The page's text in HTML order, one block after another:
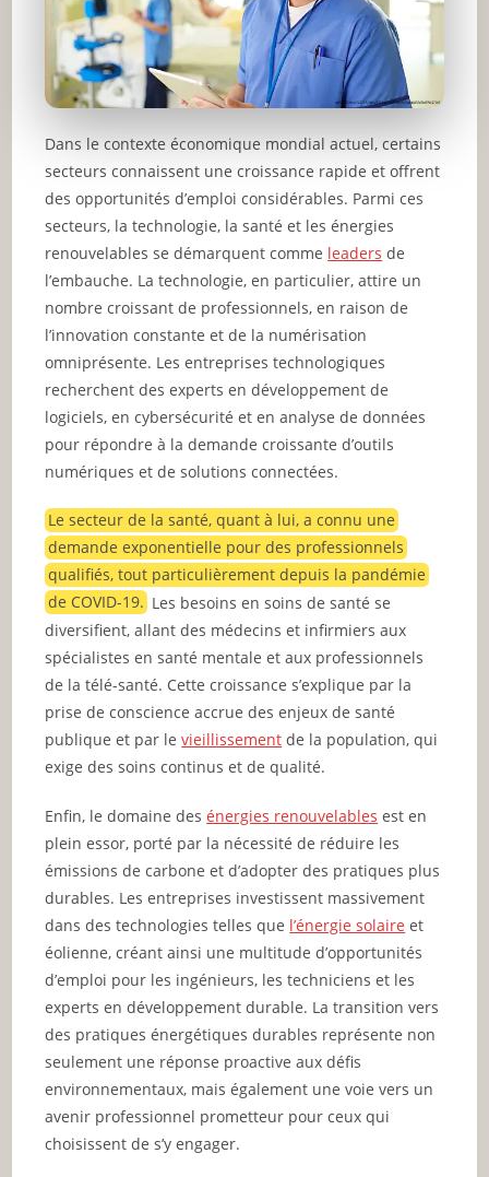
Dans le contexte économique mondial actuel, certains
secteurs connaissent une croissance rapide et offrent
des opportunités d’emploi considérables. Parmi ces
secteurs, la technologie, la santé et les énergies
renouvelables se démarquent comme leaders de
l’embauche. La technologie, en particulier, attire un
nombre croissant de professionnels, en raison de
l’innovation constante et de la numérisation
omniprésente. Les entreprises technologiques
recherchent des experts en développement de
logiciels, en cybersécurité et en analyse de données
pour répondre à la demande croissante d’outils
numériques et de solutions connectées.
Le secteur de la santé, quant à lui, a connu une
demande exponentielle pour des professionnels
qualifiés, tout particulièrement depuis la pandémie
de COVID-19. Les besoins en soins de santé se
diversifient, allant des médecins et infirmiers aux
spécialistes en santé mentale et aux professionnels
de la télé-santé. Cette croissance s’explique par la
prise de conscience accrue des enjeux de santé
publique et par levieillissement de la population, qui
exige des soins continus et de qualité.
Enfin, le domaine desénergies renouvelables est en
plein essor, porté par la nécessité de réduire les
émissions de carbone et d’adopter des pratiques plus
durables. Les entreprises investissent massivement
dans des technologies telles que l’énergie solaire et
éolienne, créant ainsi une multitude d’opportunités
d’emploi pour les ingénieurs, les techniciens et les
experts en développement durable. La transition vers
des pratiques énergétiques durables représente non
seulement une réponse proactive aux défis
environnementaux, mais également une voie vers un
avenir professionnel prometteur pour ceux qui
choisissent de s’y engager.